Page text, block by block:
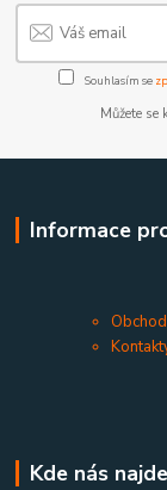
Souhlasím se
Můžete
Informace
Kde nás